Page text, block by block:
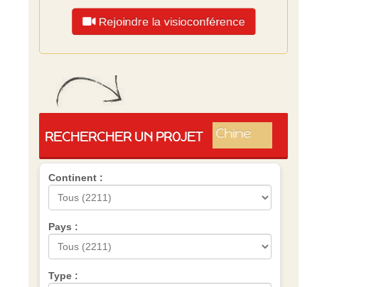
Rejoindre la visioconférence
RECHERCHER UN PROJET
Pérou
Chine
Espagne
Brésil
Mexique
Groupe
Continent :
Pays :
Type :